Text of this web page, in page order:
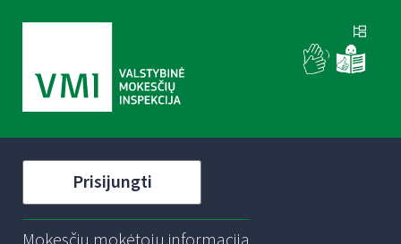
Prisijungti